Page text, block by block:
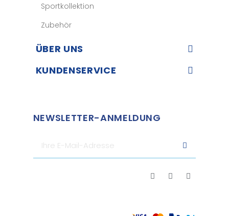
Sportkollektion
Zubehör
ÜBER UNS​
KUNDENSERVICE​
NEWSLETTER-ANMELDUNG